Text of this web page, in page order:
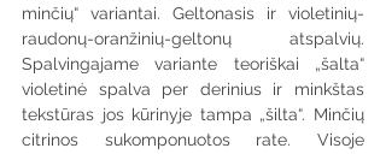
minčių“ variantai. Geltonasis ir violetinių-
raudonų-oranžinių-geltonų atspalvių.
Spalvingajame variante teoriškai „šalta“
violetinė spalva per derinius ir minkštas
tekstūras jos kūrinyje tampa „šilta“. Minčių
citrinos sukomponuotos rate. Visoje